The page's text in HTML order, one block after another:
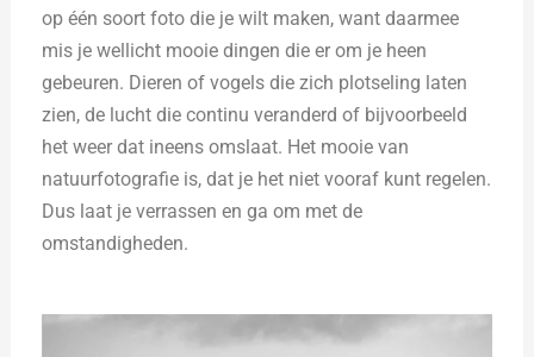
op één soort foto die je wilt maken, want daarmee
mis je wellicht mooie dingen die er om je heen
gebeuren. Dieren of vogels die zich plotseling laten
zien, de lucht die continu veranderd of bijvoorbeeld
het weer dat ineens omslaat. Het mooie van
natuurfotografie is, dat je het niet vooraf kunt regelen.
Dus laat je verrassen en ga om met de
omstandigheden.